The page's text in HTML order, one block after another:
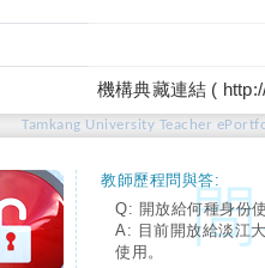
機構典藏連結 (
Tamkang University Teacher
教師歷程問與答:
Q: 開放給何種身份
A: 目前開放給淡江
使用。